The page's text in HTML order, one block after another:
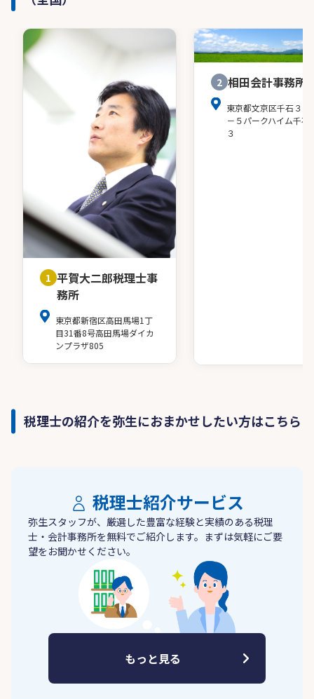
1 平賀大二郎税理士事
務所
東京都新宿区高田馬場1丁
目31番8号高田馬場ダイカ
ンプラザ805
2 相田会計事務所
東京都文京区千石３－
－５パークハイム千石
３
税理士の紹介を弥生におまかせしたい方はこちら
税理士紹介サービス
弥生スタッフが、厳選した豊富な経験と実績のある税理
士・会計事務所を無料でご紹介します。まずは気軽にご要
望をお聞かせください。
もっと見る